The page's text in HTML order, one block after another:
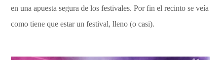
en una apuesta segura de los festivales. Por fin el recinto se veía
como tiene que estar un festival, lleno (o casi).